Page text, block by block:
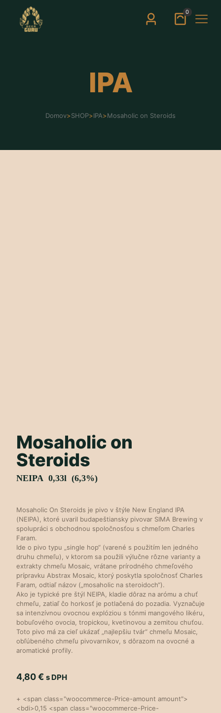
0
IPA
Domov>SHOP>IPA>Mosaholic on Steroids
Mosaholic on
Steroids
NEIPA 0,33l (6,3%)
Mosaholic On Steroids je pivo v štýle New England IPA
(NEIPA), ktoré uvaril budapeštiansky pivovar SIMA Brewing v
spolupráci s obchodnou spoločnosťou s chmeľom Charles
Faram.
Ide o pivo typu „single hop“ (varené s použitím len jedného
druhu chmeľu), v ktorom sa použili výlučne rôzne varianty a
extrakty chmeľu Mosaic, vrátane prírodného chmeľového
prípravku Abstrax Mosaic, ktorý poskytla spoločnosť Charles
Faram, odtiaľ názov („mosaholic na steroidoch“).
Ako je typické pre štýl NEIPA, kladie dôraz na arómu a chuť
chmeľu, zatiaľ čo horkosť je potlačená do pozadia. Vyznačuje
sa intenzívnou ovocnou explóziou s tónmi mangového likéru,
bobuľového ovocia, tropickou, kvetinovou a zemitou chuťou.
Toto pivo má za cieľ ukázať „najlepšiu tvár“ chmeľu Mosaic,
obľúbeného chmeľu pivovarníkov, s dôrazom na ovocné a
aromatické profily.
4,80€ s DPH
+ <span class="woocommerce-Price-amount amount">
<bdi>0,15 <span class="woocommerce-Price-